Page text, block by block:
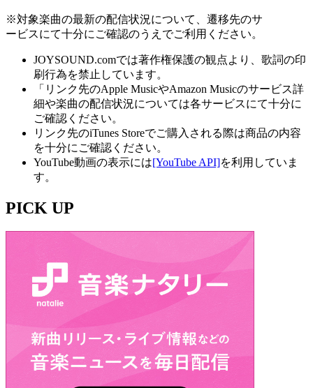
※対象楽曲の最新の配信状況について、遷移先のサ
ービスにて十分にご確認のうえでご利用ください。
JOYSOUND.comでは著作権保護の観点より、歌詞の印
刷行為を禁止しています。
「リンク先のApple MusicやAmazon Musicのサービス詳
細や楽曲の配信状況については各サービスにて十分に
ご確認ください。
リンク先のiTunes Storeでご購入される際は商品の内容
を十分にご確認ください。
YouTube動画の表示には[YouTube API]を利用していま
す。
PICK UP